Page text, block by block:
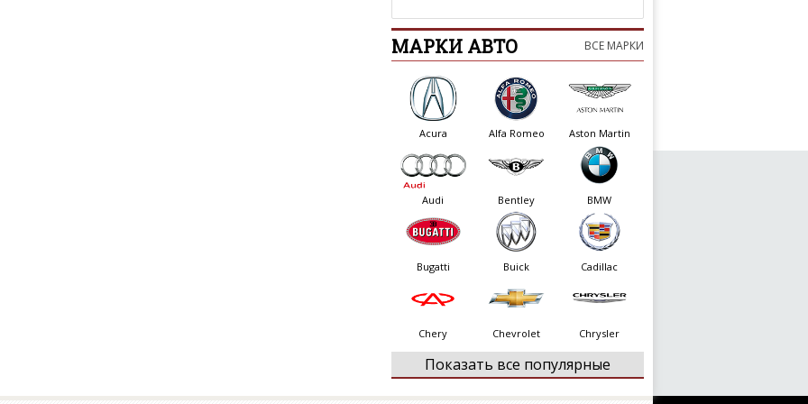
МАРКИ АВТО ВСЕ МАРКИ
Acura Alfa Romeo Aston Martin
Audi Bentley BMW
Bugatti Buick Cadillac
Chery Chevrolet Chrysler
Показать все популярные